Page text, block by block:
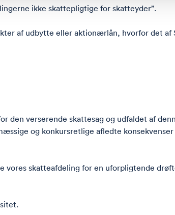
ikke skattepligtige for skatteyder”.
af udbytte eller aktionærlån, hvorfor det
verserende skattesag og udfaldet af
og konkursretlige afledte
skatteafdeling for en uforpligtende